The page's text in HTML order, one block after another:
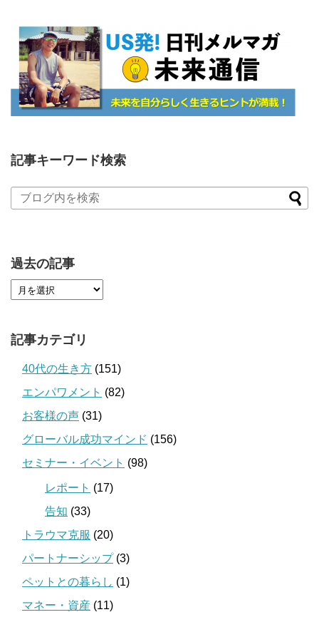
記事キーワード検索
過去の記事
記事カテゴリ
40代の生き方 (151)
エンパワメント (82)
お客様の声 (31)
グローバル成功マインド (156)
セミナー・イベント (98)
レポート (17)
告知 (33)
トラウマ克服 (20)
パートナーシップ(3)
ペットとの暮らし (1)
マネー・資産 (11)